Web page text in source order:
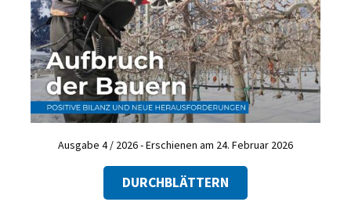
Ausgabe 4 / 2026 - Erschienen am 24. Februar 2026
DURCHBLÄTTERN